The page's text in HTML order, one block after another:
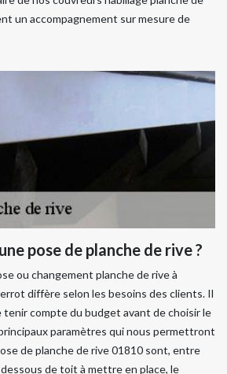
un accompagnement sur mesure de
pose de planche de rive ?
ou changement planche de rive à
diffère selon les besoins des clients. Il
tenir compte du budget avant de choisir le
paramètres qui nous permettront
de planche de rive 01810 sont, entre
de toit à mettre en place, le